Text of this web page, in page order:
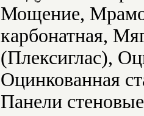
Мощение,
карбонатная,
(Плексиглас),
Оцинкованная
Панели